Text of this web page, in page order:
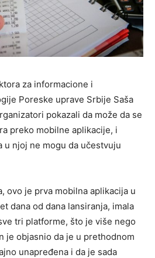
za informacione i
Poreske uprave Srbije Saša
pokazali da može da se
preko mobilne aplikacije, i
u njoj ne mogu da učestvuju
ovo je prva mobilna aplikacija u
dana od dana lansiranja, imala
tri platforme, što je više nego
je objasnio da je u prethodnom
unapređena i da je sada